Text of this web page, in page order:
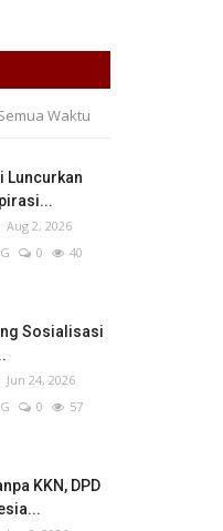
Waktu
Luncurkan
Aug 2, 2026
0
40
Sosialisasi
Jun 24, 2026
0
57
KKN, DPD